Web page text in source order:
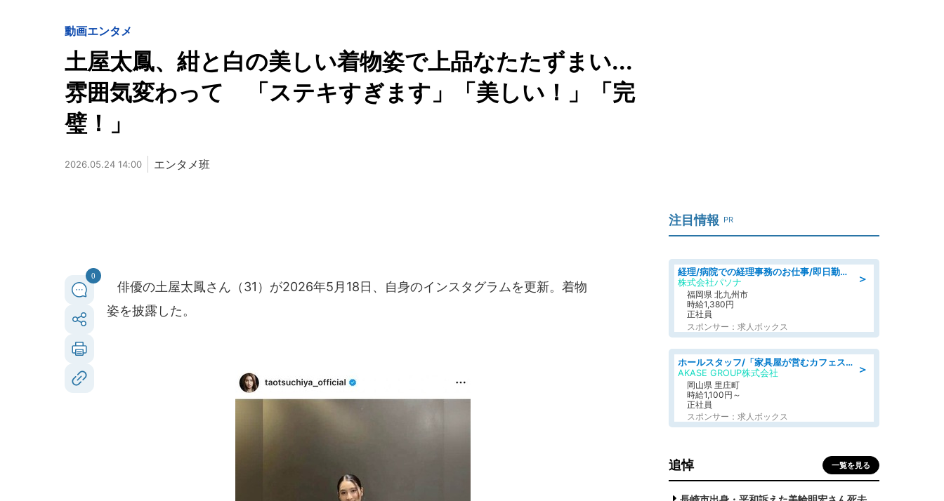
動画エンタメ
土屋太鳳、紺と白の美しい着物姿で上品なたたずまい...
雰囲気変わって 「ステキすぎます」「美しい！」「完
璧！」
2026.05.24 14:00 エンタメ班
0
俳優の土屋太鳳さん（31）が2026年5月18日、自身のインスタグラムを更新。着物
姿を披露した。
注目情報 PR
＞
経理/病院での経理事務のお仕事/即日勤務可/車通勤可/経理/一般事務
株式会社パソナ
福岡県 北九州市
時給1,380円
正社員
スポンサー：求人ボックス
＞
ホールスタッフ/「家具屋が営むカフェスタッフ!」週2日～OK!嬉しいまかない付き/岡山県/浅口郡里庄町
AKASE GROUP株式会社
岡山県 里庄町
時給1,100円～
正社員
スポンサー：求人ボックス
追悼 一覧を見る